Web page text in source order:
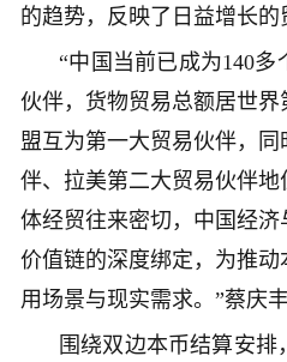
的趋势，反映了日益增长的
“中国当前已成为140
伙伴，货物贸易总额居世
盟互为第一大贸易伙伴，
伴、拉美第二大贸易伙伴
体经贸往来密切，中国经济
价值链的深度绑定，为推
用场景与现实需求。”蔡庆丰
围绕双边本币结算安